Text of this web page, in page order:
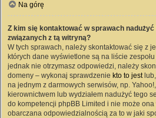
Na górę
Z kim się kontaktować w sprawach
związanych z tą witryną?
W tych sprawach, należy skontaktować się z
których dane wyświetlone są na liście
jednak nie otrzymasz odpowiedzi, należy
domeny – wykonaj sprawdzenie kto to jestlub,
na jednym z darmowych serwisów, np.
kierownictwem lub wydziałem nadużyć tego
do kompetencji phpBB Limited i nie może
obarczana odpowiedzialnością za to w jaki